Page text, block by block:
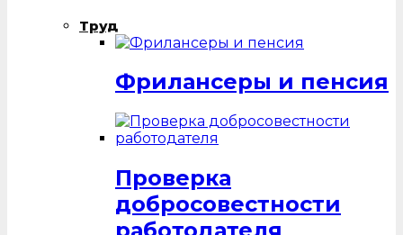
Труд
Фрилансеры и пенсия
Проверка
добросовестности